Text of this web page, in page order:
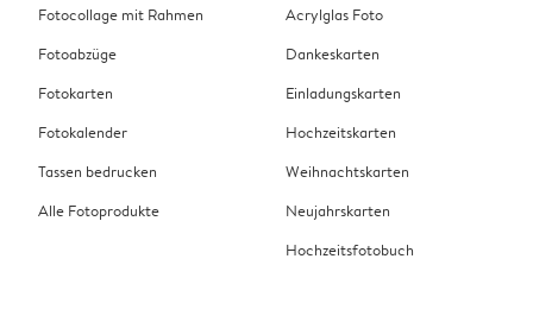
Fotocollage mit Rahmen
Fotoabzüge
Fotokarten
Fotokalender
Tassen bedrucken
Alle Fotoprodukte
Acrylglas Foto
Dankeskarten
Einladungskarten
Hochzeitskarten
Weihnachtskarten
Neujahrskarten
Hochzeitsfotobuch